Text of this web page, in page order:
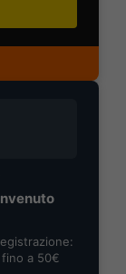
a 50€